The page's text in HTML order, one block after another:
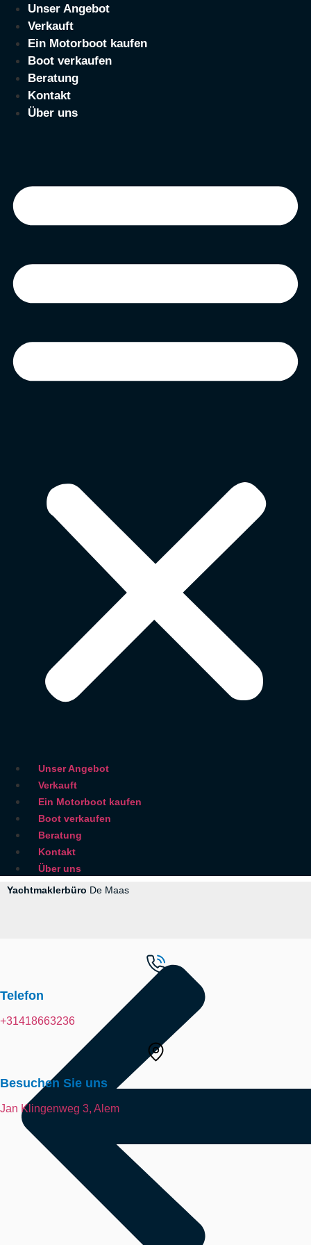
Zum
Inhalt
springen
Unser Angebot
Verkauft
Ein Motorboot kaufen
Boot verkaufen
Beratung
Kontakt
Über uns
Unser Angebot
Verkauft
Ein Motorboot kaufen
Boot verkaufen
Beratung
Kontakt
Über uns
Yachtmaklerbüro De Maas
Telefon
+31418663236
Besuchen Sie uns
Jan Klingenweg 3, Alem